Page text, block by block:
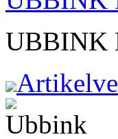
UBBINK